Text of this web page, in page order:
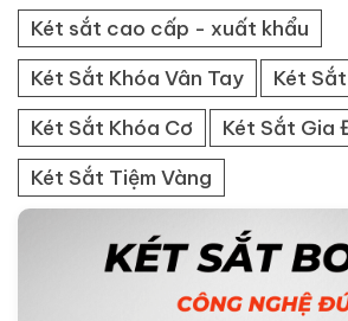
Két sắt cao cấp - xuất khẩu
Két Sắt Khóa Vân Tay
Két
Két Sắt Khóa Cơ
Két Sắt Gia
Két Sắt Tiệm Vàng